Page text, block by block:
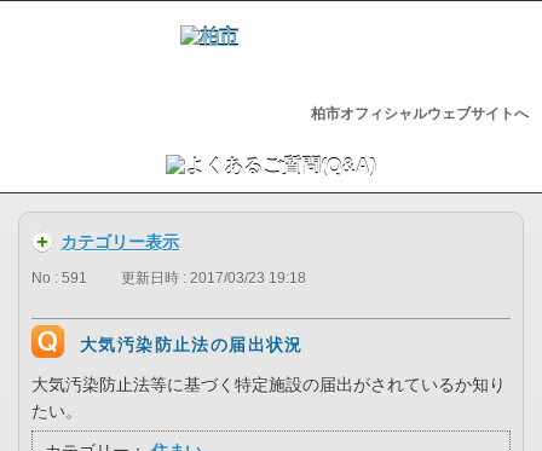
柏市オフィシャルウェブサイトへ
カテゴリー表示
No : 591 更新日時 : 2017/03/23 19:18
大気汚染防止法の届出状況
大気汚染防止法等に基づく特定施設の届出がされているか知り
たい。